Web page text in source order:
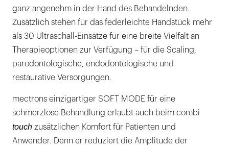
ganz angenehm in der Hand des Behandelnden.
Zusätzlich stehen für das federleichte Handstück mehr
als 30 Ultraschall-Einsätze für eine breite Vielfalt an
Therapieoptionen zur Verfügung – für die Scaling,
parodontologische, endodontologische und
restaurative Versorgungen.
mectrons einzigartiger SOFT MODE für eine
schmerzlose Behandlung erlaubt auch beim combi
touch zusätzlichen Komfort für Patienten und
Anwender. Denn er reduziert die Amplitude der